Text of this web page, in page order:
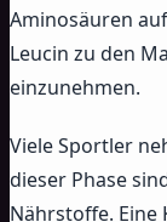
Aminosäuren
Leucin zu den
einzunehmen.
Viele Sportler
dieser Phase
Nährstoffe. Eine